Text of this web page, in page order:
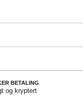
BETALING
og kryptert